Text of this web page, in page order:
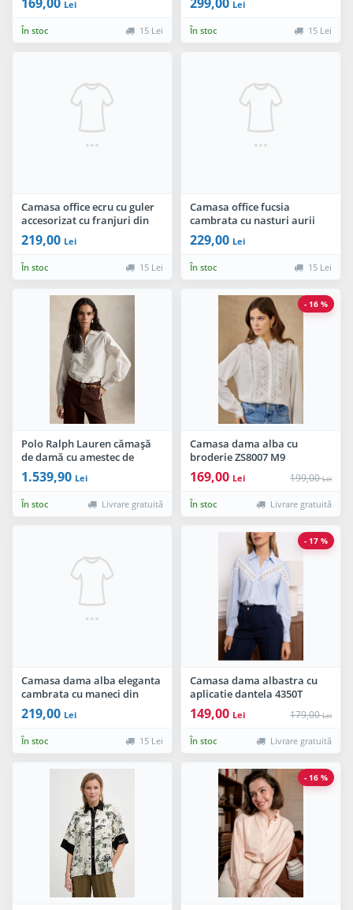
Lei
În stoc 15 Lei
Lei
În stoc 15 Lei
Camasa office ecru cu guler
accesorizat cu franjuri din
perle
219,00 Lei
În stoc 15 Lei
Camasa office fucsia
cambrata cu nasturi aurii
229,00 Lei
În stoc 15 Lei
Polo Ralph Lauren cămașă
de damă cu amestec de
mătase
1.539,90 Lei
În stoc Livrare gratuită
Camasa dama alba cu
broderie ZS8007 M9
169,00 Lei 199,00Lei
În stoc Livrare gratuită
- 16 %
Camasa dama alba eleganta
cambrata cu maneci din
dantela
219,00 Lei
În stoc 15 Lei
Camasa dama albastra cu
aplicatie dantela 4350T
149,00 Lei 179,00Lei
În stoc Livrare gratuită
- 17 %
- 16 %